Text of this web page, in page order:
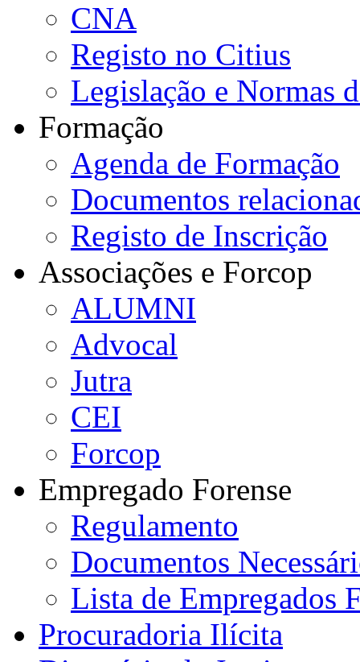
CNA
Registo no Citius
Legislação e Normas
Formação
Agenda de Formação
Documentos
Registo de Inscrição
Associações e Forcop
ALUMNI
Advocal
Jutra
CEI
Forcop
Empregado Forense
Regulamento
Documentos
Lista de Empregados
Procuradoria Ilícita